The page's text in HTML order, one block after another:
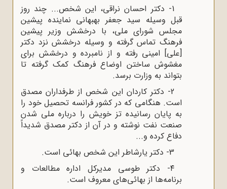
1- دکتر احسان نراقی، این شخص... چند روز
قبل وسیله سید جعفر بهبهانی نماینده پیشین
مجلس شورای ملی، با درخشش وزیر پیشین
فرهنگ تماس گرفته و وسیله درخشش نزد دکتر
[علی] امینی رفته و از نامبرده و درخشش برای
مغشوش ساختن اوضاع فرهنگ کمک گرفته تا
بتواند به وزارت برسد.
2- دکتر کاردان این شخص از طرفداران مصدق
است. هنگامی که در کشور فرانسه تحصیل خود را
به پایان رسانیده تز خویش را درباره ملی شدن
صنعت نفت نوشته و در آن از دکتر مصدق شدیداً
دفاع کرده و...
3- دکتر یارشاطر این شخص بهائی است.
۴- دکتر طوسی مدیرکل اداره مطالعات و
برنامه‌ها از بهائی‌های معروف است.